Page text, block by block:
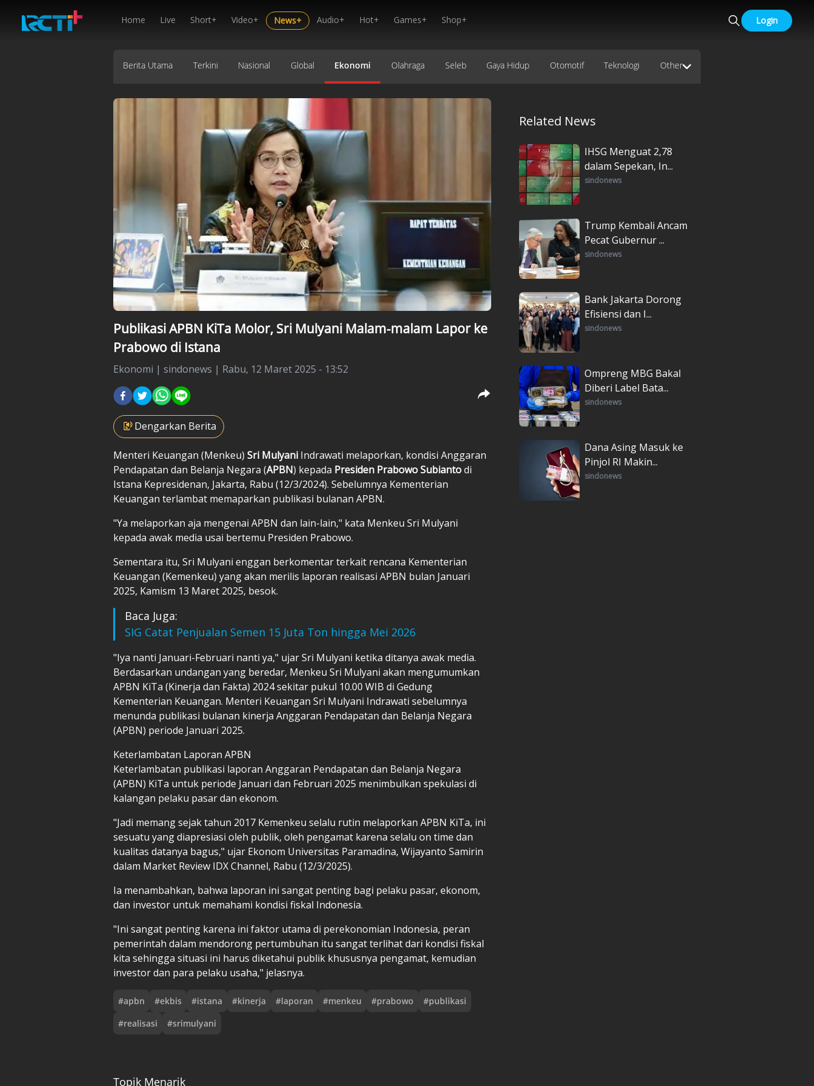
Home Live Short+ Video+ News+ Audio+ Hot+ Games+ Shop+ Login
Berita Utama Terkini Nasional Global Ekonomi Olahraga Seleb Gaya Hidup Otomotif Teknologi Other
Publikasi APBN KiTa Molor, Sri Mulyani Malam-malam Lapor ke
Prabowo di Istana
Ekonomi | sindonews | Rabu, 12 Maret 2025 - 13:52
Dengarkan Berita
Menteri Keuangan (Menkeu) Sri Mulyani Indrawati melaporkan, kondisi Anggaran
Pendapatan dan Belanja Negara (APBN) kepada Presiden Prabowo Subiantodi
Istana Kepresidenan, Jakarta, Rabu (12/3/2024). Sebelumnya Kementerian
Keuangan terlambat memaparkan publikasi bulanan APBN.
"Ya melaporkan aja mengenai APBN dan lain-lain," kata Menkeu Sri Mulyani
kepada awak media usai bertemu Presiden Prabowo.
Sementara itu, Sri Mulyani enggan berkomentar terkait rencana Kementerian
Keuangan (Kemenkeu) yang akan merilis laporan realisasi APBN bulan Januari
2025, Kamism 13 Maret 2025, besok.
Baca Juga:
SIG Catat Penjualan Semen 15 Juta Ton hingga Mei 2026
"Iya nanti Januari-Februari nanti ya," ujar Sri Mulyani ketika ditanya awak media.
Berdasarkan undangan yang beredar, Menkeu Sri Mulyani akan mengumumkan
APBN KiTa (Kinerja dan Fakta) 2024 sekitar pukul 10.00 WIB di Gedung
Kementerian Keuangan. Menteri Keuangan Sri Mulyani Indrawati sebelumnya
menunda publikasi bulanan kinerja Anggaran Pendapatan dan Belanja Negara
(APBN) periode Januari 2025.
Keterlambatan Laporan APBN
Keterlambatan publikasi laporan Anggaran Pendapatan dan Belanja Negara
(APBN) KiTa untuk periode Januari dan Februari 2025 menimbulkan spekulasi di
kalangan pelaku pasar dan ekonom.
"Jadi memang sejak tahun 2017 Kemenkeu selalu rutin melaporkan APBN KiTa, ini
sesuatu yang diapresiasi oleh publik, oleh pengamat karena selalu on time dan
kualitas datanya bagus," ujar Ekonom Universitas Paramadina, Wijayanto Samirin
dalam Market Review IDX Channel, Rabu (12/3/2025).
Ia menambahkan, bahwa laporan ini sangat penting bagi pelaku pasar, ekonom,
dan investor untuk memahami kondisi fiskal Indonesia.
"Ini sangat penting karena ini faktor utama di perekonomian Indonesia, peran
pemerintah dalam mendorong pertumbuhan itu sangat terlihat dari kondisi fiskal
kita sehingga situasi ini harus diketahui publik khususnya pengamat, kemudian
investor dan para pelaku usaha," jelasnya.
#apbn #ekbis #istana #kinerja #laporan #menkeu #prabowo #publikasi
#realisasi #srimulyani
Related News
IHSG Menguat 2,78
dalam Sepekan, In...
sindonews
Trump Kembali Ancam
Pecat Gubernur ...
sindonews
Bank Jakarta Dorong
Efisiensi dan I...
sindonews
Ompreng MBG Bakal
Diberi Label Bata...
sindonews
Dana Asing Masuk ke
Pinjol RI Makin...
sindonews
Topik Menarik